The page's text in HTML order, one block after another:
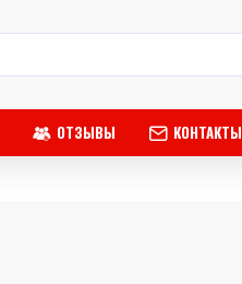
ОТЗЫВЫ КОНТАКТЫ